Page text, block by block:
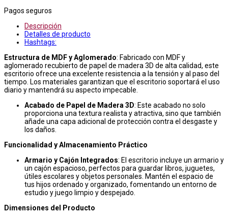
Pagos seguros
Descripción
Detalles de producto
Hashtags:
Estructura de MDF y Aglomerado: Fabricado con MDF y
aglomerado recubierto de papel de madera 3D de alta calidad, este
escritorio ofrece una excelente resistencia a la tensión y al paso del
tiempo. Los materiales garantizan que el escritorio soportará el uso
diario y mantendrá su aspecto impecable.
Acabado de Papel de Madera 3D: Este acabado no solo
proporciona una textura realista y atractiva, sino que también
añade una capa adicional de protección contra el desgaste y
los daños.
Funcionalidad y Almacenamiento Práctico
Armario y Cajón Integrados: El escritorio incluye un armario y
un cajón espacioso, perfectos para guardar libros, juguetes,
útiles escolares y objetos personales. Mantén el espacio de
tus hijos ordenado y organizado, fomentando un entorno de
estudio y juego limpio y despejado.
Dimensiones del Producto